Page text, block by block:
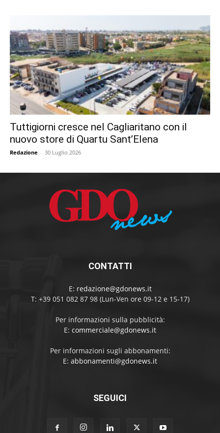
Tuttigiorni cresce nel Cagliaritano con il
nuovo store di Quartu Sant’Elena
Redazione - 30 Luglio 2026
CONTATTI
E: redazione@gdonews.it
T: +39 051 082 87 98 (Lun-Ven ore 09-12 e 15-17)
Per informazioni sulla pubblicità:
E: commerciale@gdonews.it
Per informazioni sugli abbonamenti:
E: abbonamenti@gdonews.it
SEGUICI